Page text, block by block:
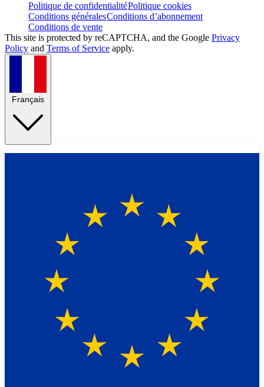
Politique de confidentialitéPolitique cookies
Conditions généralesConditions d’abonnement
Conditions de vente
This site is protected by reCAPTCHA, and the Google Privacy
Policy and Terms of Service apply.
Français